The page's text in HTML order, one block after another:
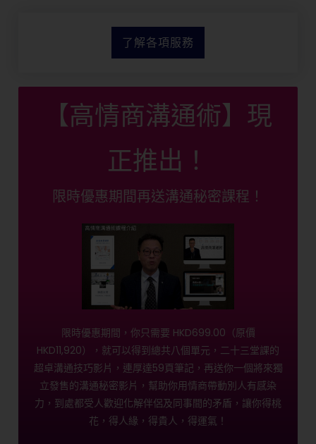
了解各項服務
【高情商溝通術】現
正推出！
限時優惠期間再送溝通秘密課程！
限時優惠期間，你只需要 HKD699.00（原價
HKD11,920），就可以得到總共八個單元，二十三堂課的
超卓溝通技巧影片，連厚達59頁筆記，再送你一個將來獨
立發售的溝通秘密影片，幫助你用情商帶動別人有感染
力，到處都受人歡迎化解伴侶及同事間的矛盾，讓你得桃
花，得人緣，得貴人，得運氣！